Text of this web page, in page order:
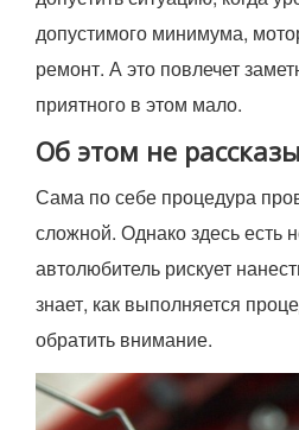
допустимого минимума,
ремонт. А это повлечет
приятного в этом мало.
Об этом не
Сама по себе процедура
сложной. Однако здесь
автолюбитель рискует
знает, как выполняется
обратить внимание.